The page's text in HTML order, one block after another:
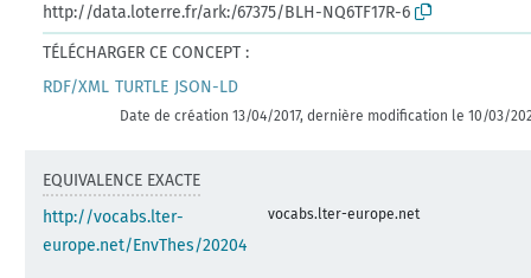
http://data.loterre.fr/ark:/67375/BLH-NQ6TF17R-6
TÉLÉCHARGER CE CONCEPT :
RDF/XML TURTLE JSON-LD
Date de création 13/04/2017, dernière modification le 10/03/
EQUIVALENCE EXACTE
http://vocabs.lter-
europe.net/EnvThes/20204
vocabs.lter-europe.net